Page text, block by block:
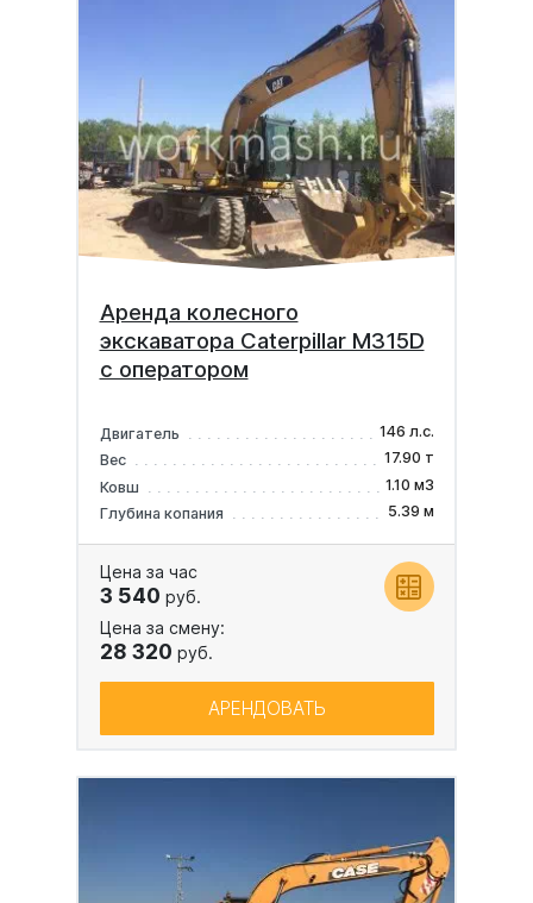
Аренда колесного
экскаватора Caterpillar М315D
с оператором
Двигатель
146 л.с.
Вес
17.90 т
Ковш
1.10 м3
Глубина копания
5.39 м
Цена за час
3 540 руб.
Цена за смену:
28 320 руб.
АРЕНДОВАТЬ